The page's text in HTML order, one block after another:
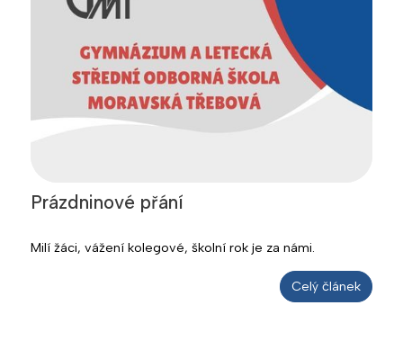
Prázdninové přání
Milí žáci, vážení kolegové, školní rok je za námi.
Celý článek